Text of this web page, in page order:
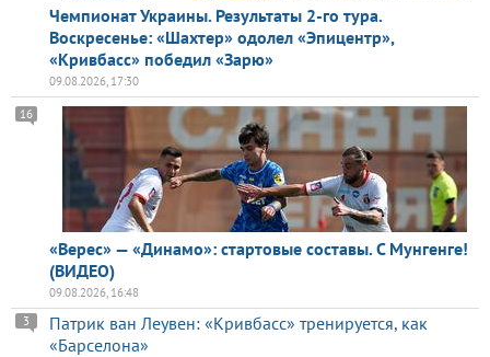
Чемпионат Украины. Результаты 2-го тура.
Воскресенье: «Шахтер» одолел «Эпицентр»,
«Кривбасс» победил «Зарю»
09.08.2026, 17:30
«Верес» — «Динамо»: стартовые составы. С Мунгенге!
(ВИДЕО)
16
09.08.2026, 16:48
Патрик ван Леувен: «Кривбасс» тренируется, как
«Барселона»
3